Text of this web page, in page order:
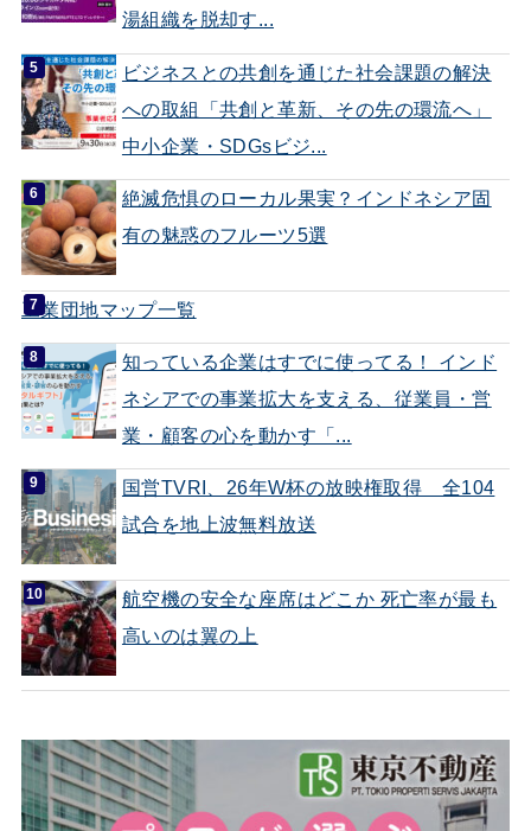
湯組織を脱却す...
ビジネスとの共創を通じた社会課題の解決
への取組「共創と革新、その先の環流へ」
中小企業・SDGsビジ...
絶滅危惧のローカル果実？インドネシア固
有の魅惑のフルーツ5選
工業団地マップ一覧
知っている企業はすでに使ってる！ インド
ネシアでの事業拡大を支える、従業員・営
業・顧客の心を動かす「...
国営TVRI、26年W杯の放映権取得 全104
試合を地上波無料放送
航空機の安全な座席はどこか 死亡率が最も
高いのは翼の上